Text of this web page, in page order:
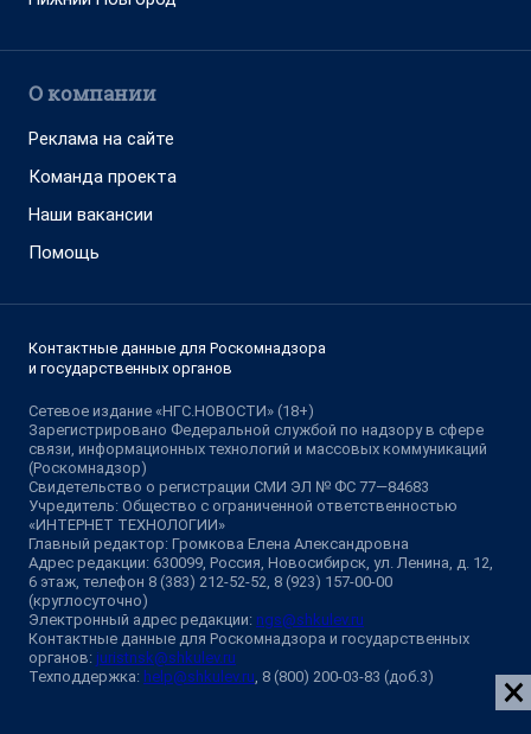
О компании
Реклама на сайте
Команда проекта
Наши вакансии
Помощь
Контактные данные для Роскомнадзора
и государственных органов
Сетевое издание «НГС.НОВОСТИ» (18+)
Зарегистрировано Федеральной службой по надзору в сфере
связи, информационных технологий и массовых коммуникаций
(Роскомнадзор)
Свидетельство о регистрации СМИ ЭЛ № ФС 77—84683
Учредитель: Общество с ограниченной ответственностью
«ИНТЕРНЕТ ТЕХНОЛОГИИ»
Главный редактор: Громкова Елена Александровна
Адрес редакции: 630099, Россия, Новосибирск, ул. Ленина, д. 12,
6 этаж, телефон 8 (383) 212-52-52, 8 (923) 157-00-00
(круглосуточно)
Электронный адрес редакции: ngs@shkulev.ru
Контактные данные для Роскомнадзора и государственных
органов: juristnsk@shkulev.ru
Техподдержка: help@shkulev.ru, 8 (800) 200-03-83 (доб.3)